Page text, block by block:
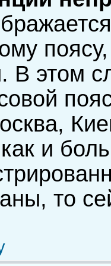
В этом
и
то